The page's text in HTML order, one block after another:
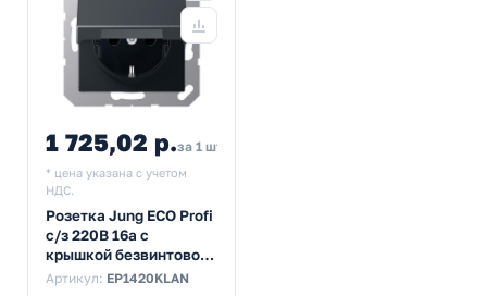
1 725,02 р.за 1 шт
* цена указана с учетом
НДС.
Розетка Jung ECO Profi
с/з 220В 16а с
крышкой безвинтовой
зажим Антрацит
Артикул: EP1420KLAN